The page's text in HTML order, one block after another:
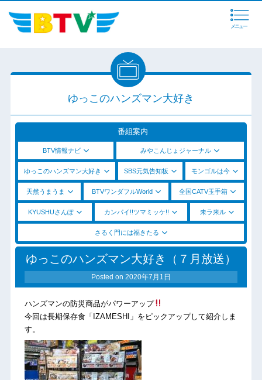
メニュー
ゆっこのハンズマン大好き
番組案内
BTV情報ナビ みやこんじょジャーナル
ゆっこのハンズマン大好き SBS元気告知板 モンゴルは今
天然うまうま BTVワンダフルWorld 全国CATV玉手箱
KYUSHUさんぽ カンパイ!!ツマミッケ!! 未ラ来ル
さるく門には福きたる
ゆっこのハンズマン大好き（７月放送）
Posted on 2020年7月1日
ハンズマンの防災商品がパワーアップ
今回は長期保存食「IZAMESHI」をピックアップして紹介しま
す。